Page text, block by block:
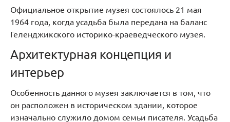
Официальное открытие музея состоялось 21 мая
1964 года, когда усадьба была передана на баланс
Геленджикского историко-краеведческого музея.
Архитектурная концепция и
интерьер
Особенность данного музея заключается в том, что
он расположен в историческом здании, которое
изначально служило домом семьи писателя. Усадьба